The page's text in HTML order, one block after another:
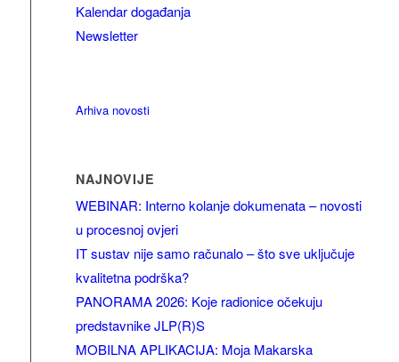
Kalendar događanja
Newsletter
Arhiva novosti
NAJNOVIJE
WEBINAR: Interno kolanje dokumenata – novosti
u procesnoj ovjeri
IT sustav nije samo računalo – što sve uključuje
kvalitetna podrška?
PANORAMA 2026: Koje radionice očekuju
predstavnike JLP(R)S
MOBILNA APLIKACIJA: Moja Makarska